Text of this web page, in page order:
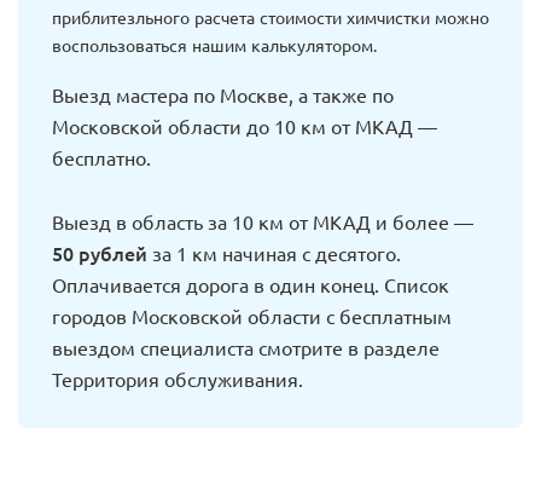
приблитезльного расчета стоимости химчистки можно
воспользоваться нашим калькулятором.
Выезд мастера по Москве, а также по
Московской области до 10 км от МКАД —
бесплатно.
Выезд в область за 10 км от МКАД и более —
50 рублей за 1 км начиная с десятого.
Оплачивается дорога в один конец. Список
городов Московской области с бесплатным
выездом специалиста смотрите в разделе
Территория обслуживания.